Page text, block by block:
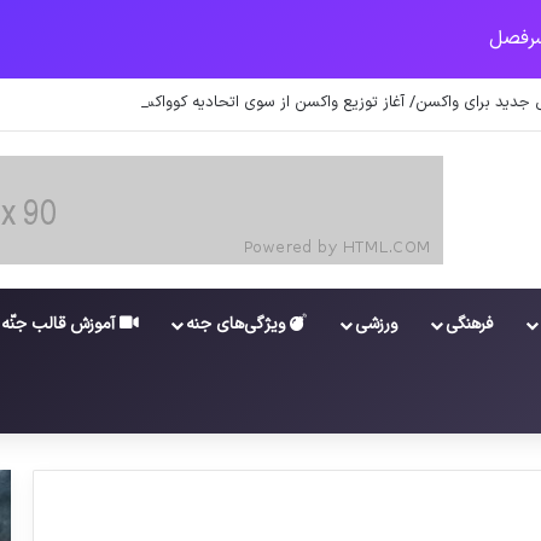
برای واکسن/ آغاز توزیع واکسن از سوی اتحادیه کوواکس
فرهنگی ورزشی ویژگی‌های جنه آموزش قالب جنّه